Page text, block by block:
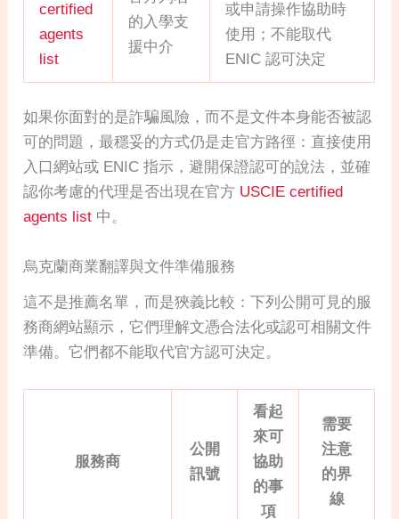
certified
agents
list
的入學支
援中介
或申請操作協助時
使用；不能取代
ENIC 認可決定
如果你面對的是詐騙風險，而不是文件本身能否被認
可的問題，最穩妥的方式仍是走官方路徑：直接使用
入口網站或 ENIC 指示，避開保證認可的說法，並確
認你考慮的代理是否出現在官方 USCIE certified
agents list 中。
烏克蘭商業翻譯與文件準備服務
這不是推薦名單，而是狹義比較：下列公開可見的服
務商網站顯示，它們理解文憑合法化或認可相關文件
準備。它們都不能取代官方認可決定。
服務商
公開
訊號
看起
來可
協助
的事
項
需要
注意
的界
線